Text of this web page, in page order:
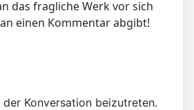
das fragliche Werk vor sich
einen Kommentar abgibt!
der Konversation beizutreten.